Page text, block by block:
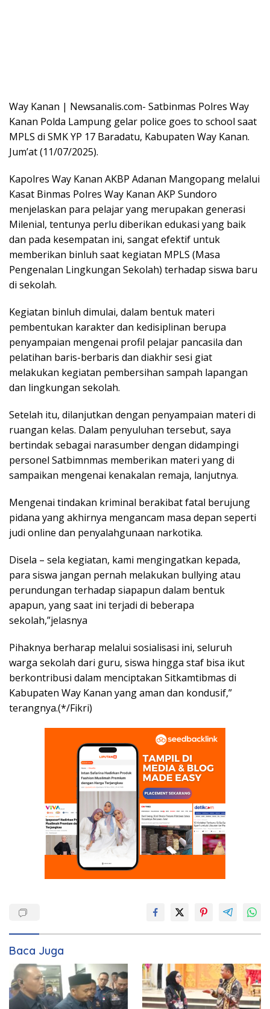
Way Kanan | Newsanalis.com- Satbinmas Polres Way
Kanan Polda Lampung gelar police goes to school saat
MPLS di SMK YP 17 Baradatu, Kabupaten Way Kanan.
Jum’at (11/07/2025).
Kapolres Way Kanan AKBP Adanan Mangopang melalui
Kasat Binmas Polres Way Kanan AKP Sundoro
menjelaskan para pelajar yang merupakan generasi
Milenial, tentunya perlu diberikan edukasi yang baik
dan pada kesempatan ini, sangat efektif untuk
memberikan binluh saat kegiatan MPLS (Masa
Pengenalan Lingkungan Sekolah) terhadap siswa baru
di sekolah.
Kegiatan binluh dimulai, dalam bentuk materi
pembentukan karakter dan kedisiplinan berupa
penyampaian mengenai profil pelajar pancasila dan
pelatihan baris-berbaris dan diakhir sesi giat
melakukan kegiatan pembersihan sampah lapangan
dan lingkungan sekolah.
Setelah itu, dilanjutkan dengan penyampaian materi di
ruangan kelas. Dalam penyuluhan tersebut, saya
bertindak sebagai narasumber dengan didampingi
personel Satbimnmas memberikan materi yang di
sampaikan mengenai kenakalan remaja, lanjutnya.
Mengenai tindakan kriminal berakibat fatal berujung
pidana yang akhirnya mengancam masa depan seperti
judi online dan penyalahgunaan narkotika.
Disela – sela kegiatan, kami mengingatkan kepada,
para siswa jangan pernah melakukan bullying atau
perundungan terhadap siapapun dalam bentuk
apapun, yang saat ini terjadi di beberapa
sekolah,”jelasnya
Pihaknya berharap melalui sosialisasi ini, seluruh
warga sekolah dari guru, siswa hingga staf bisa ikut
berkontribusi dalam menciptakan Sitkamtibmas di
Kabupaten Way Kanan yang aman dan kondusif,”
terangnya.(*/Fikri)
Baca Juga